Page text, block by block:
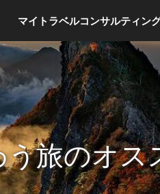
マイトラベルコンサルティン
旅のオス